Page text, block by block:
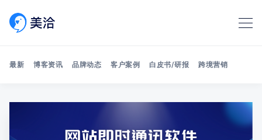
最新 博客资讯 品牌动态 客户案例 白皮书/研报 跨境营销